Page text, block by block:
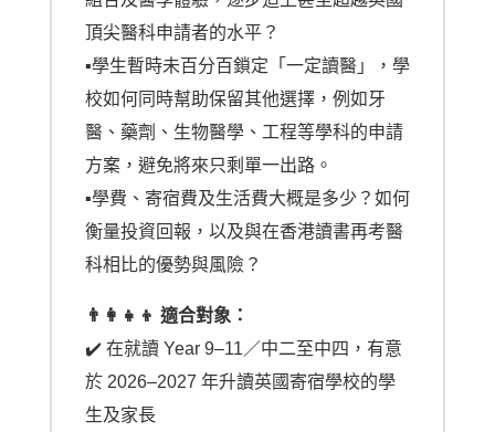
頂尖醫科申請者的水平？
▪︎學生暫時未百分百鎖定「一定讀醫」，學
校如何同時幫助保留其他選擇，例如牙
醫、藥劑、生物醫學、工程等學科的申請
方案，避免將來只剩單一出路。
▪︎學費、寄宿費及生活費大概是多少？如何
衡量投資回報，以及與在香港讀書再考醫
科相比的優勢與風險？
👨‍👩‍👧‍👦 適合對象：
✔️ 在就讀 Year 9–11／中二至中四，有意
於 2026–2027 年升讀英國寄宿學校的學
生及家長